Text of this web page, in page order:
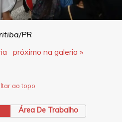
PR
próximo na galeria »
ao topo
Área De Trabalho